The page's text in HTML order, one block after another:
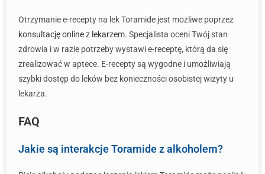
Otrzymanie e-recepty na lek Toramide jest możliwe poprzez
konsultację online z lekarzem. Specjalista oceni Twój stan
zdrowia i w razie potrzeby wystawi e-receptę, którą da się
zrealizować w aptece. E-recepty są wygodne i umożliwiają
szybki dostęp do leków bez konieczności osobistej wizyty u
lekarza.
FAQ
Jakie są interakcje Toramide z alkoholem?